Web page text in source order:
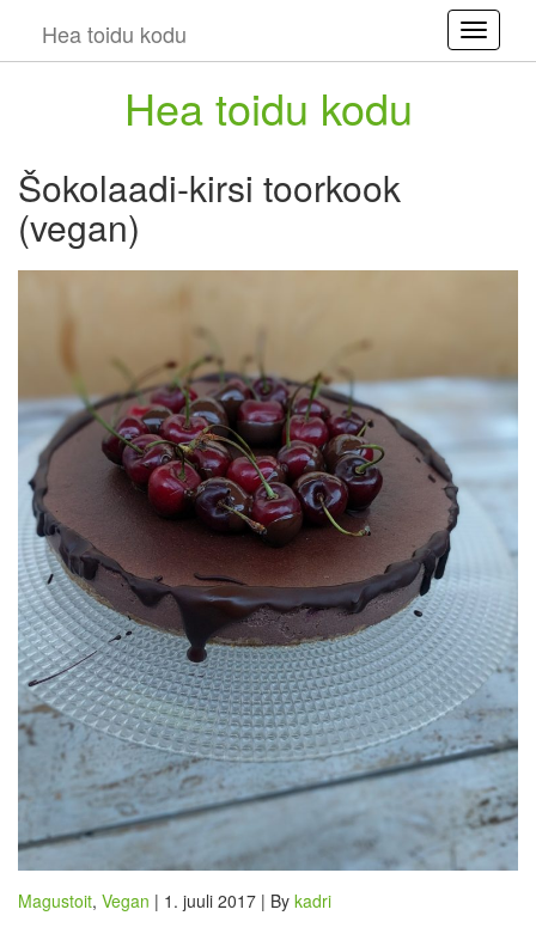
Hea toidu kodu
Hea toidu kodu
Šokolaadi-kirsi toorkook
(vegan)
Magustoit, Vegan | 1. juuli 2017 | By kadri